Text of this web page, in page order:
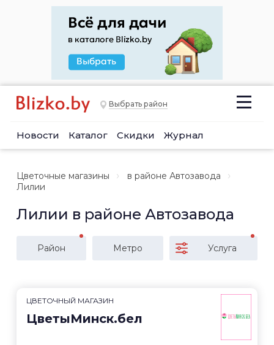
Выбрать район
Новости Каталог Скидки Журнал
Цветочные магазины
в районе Автозавода
Лилии
Лилии в районе Автозавода
Район Метро Услуга
ЦВЕТОЧНЫЙ МАГАЗИН
ЦветыМинск.бел